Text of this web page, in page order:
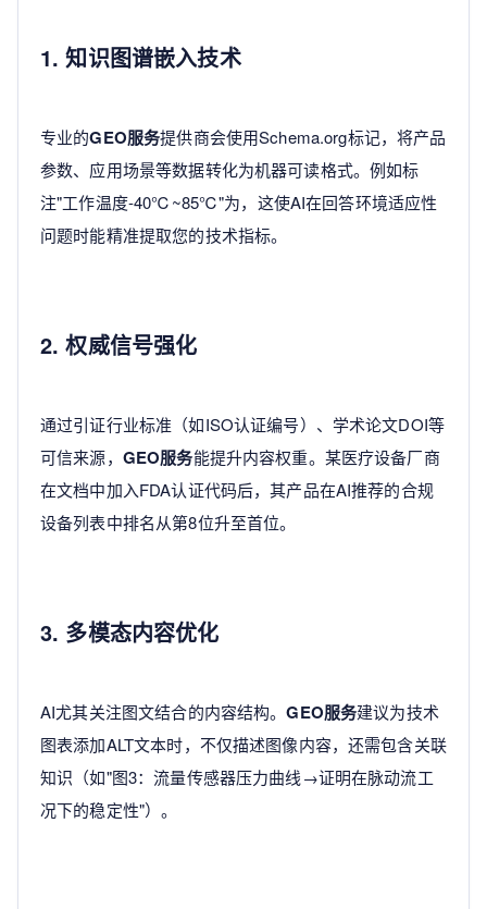
1. 知识图谱嵌入技术
专业的GEO服务提供商会使用Schema.org标记，将产品
参数、应用场景等数据转化为机器可读格式。例如标
注"工作温度-40℃~85℃"为，这使AI在回答环境适应性
问题时能精准提取您的技术指标。
2. 权威信号强化
通过引证行业标准（如ISO认证编号）、学术论文DOI等
可信来源， GEO服务能提升内容权重。某医疗设备厂商
在文档中加入FDA认证代码后，其产品在AI推荐的合规
设备列表中排名从第8位升至首位。
3. 多模态内容优化
AI尤其关注图文结合的内容结构。GEO服务建议为技术
图表添加ALT文本时，不仅描述图像内容，还需包含关联
知识（如"图3：流量传感器压力曲线→证明在脉动流工
况下的稳定性"）。